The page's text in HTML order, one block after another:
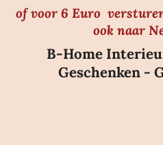
of voor 6 Euro
ook naar
B-Home
Geschenken -